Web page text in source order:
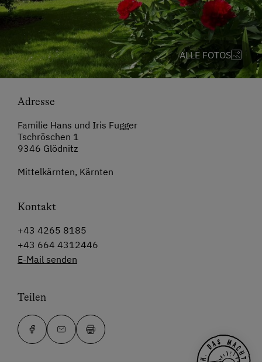
ALLE FOTOS
Adresse
Familie Hans und Iris Fugger
Tschröschen 1
9346 Glödnitz
Mittelkärnten, Kärnten
Kontakt
+43 4265 8185
+43 664 4312446
E-Mail senden
Teilen